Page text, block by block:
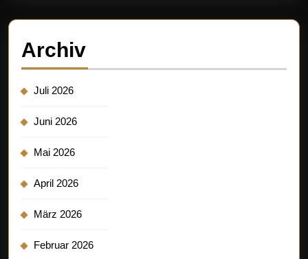
Archiv
Juli 2026
Juni 2026
Mai 2026
April 2026
März 2026
Februar 2026